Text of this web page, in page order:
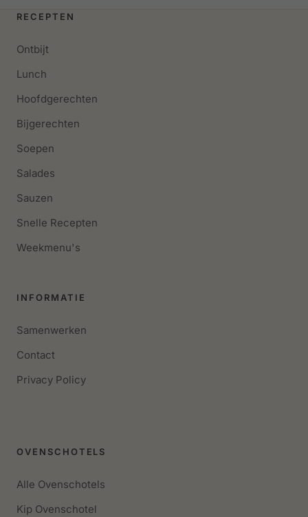
RECEPTEN
Ontbijt
Lunch
Hoofdgerechten
Bijgerechten
Soepen
Salades
Sauzen
Snelle Recepten
Weekmenu's
INFORMATIE
Samenwerken
Contact
Privacy Policy
OVENSCHOTELS
Alle Ovenschotels
Kip Ovenschotel